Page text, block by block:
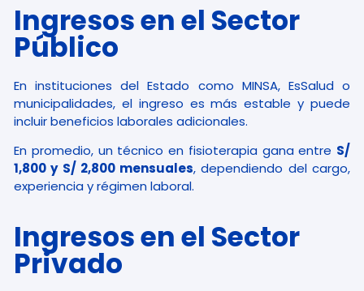
Ingresos en el Sector
Público
En instituciones del Estado como MINSA, EsSalud o
municipalidades, el ingreso es más estable y puede
incluir beneficios laborales adicionales.
En promedio, un técnico en fisioterapia gana entre S/
1,800 y S/ 2,800 mensuales, dependiendo del cargo,
experiencia y régimen laboral.
Ingresos en el Sector
Privado